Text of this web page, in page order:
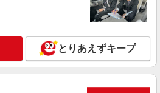
とりあえずキープ